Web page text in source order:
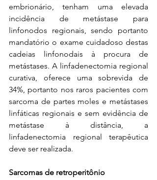
embrionário, tenham uma elevada
incidência de metástase para
linfonodos regionais, sendo portanto
mandatório o exame cuidadoso destas
cadeias linfonodais à procura de
metástases. A linfadenectomia regional
curativa, oferece uma sobrevida de
34%, portanto nos raros pacientes com
sarcoma de partes moles e metástases
linfáticas regionais e sem evidência de
metástase à distância, a
linfadenectomia regional terapêutica
deve ser realizada.
Sarcomas de retroperitônio